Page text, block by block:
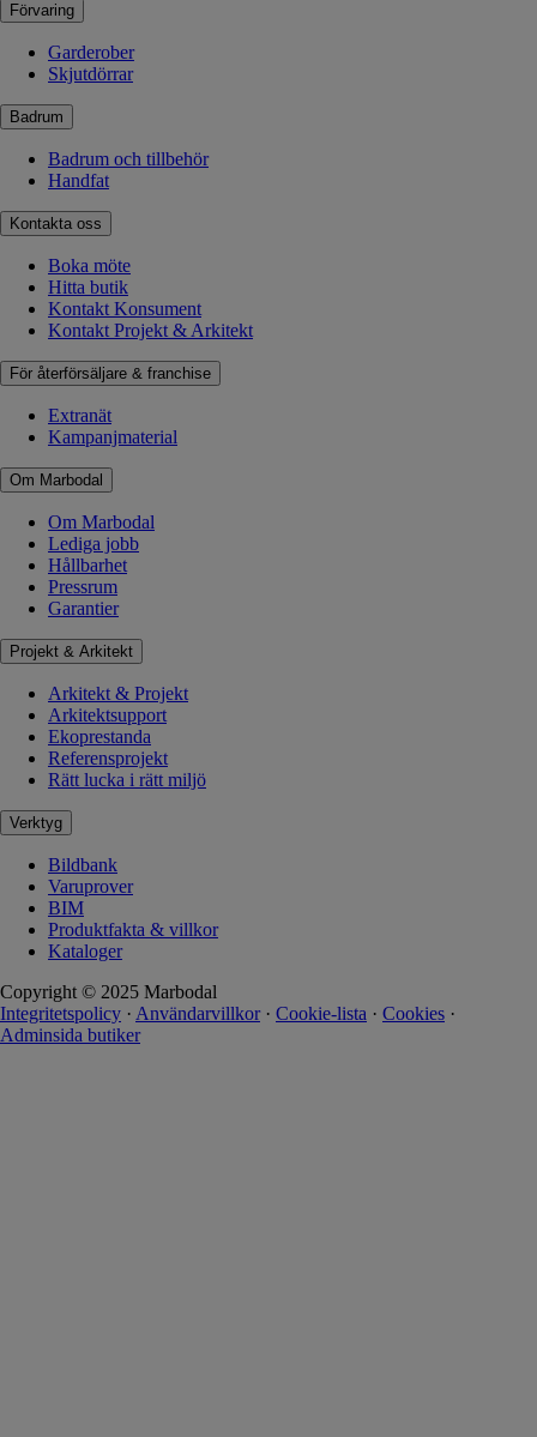
Förvaring
Garderober
Skjutdörrar
Badrum
Badrum och tillbehör
Handfat
Kontakta oss
Boka möte
Hitta butik
Kontakt Konsument
Kontakt Projekt & Arkitekt
För återförsäljare & franchise
Extranät
Kampanjmaterial
Om Marbodal
Om Marbodal
Lediga jobb
Hållbarhet
Pressrum
Garantier
Projekt & Arkitekt
Arkitekt & Projekt
Arkitektsupport
Ekoprestanda
Referensprojekt
Rätt lucka i rätt miljö
Verktyg
Bildbank
Varuprover
BIM
Produktfakta & villkor
Kataloger
Copyright © 2025 Marbodal
Integritetspolicy · Användarvillkor · Cookie-lista · Cookies ·
Adminsida butiker